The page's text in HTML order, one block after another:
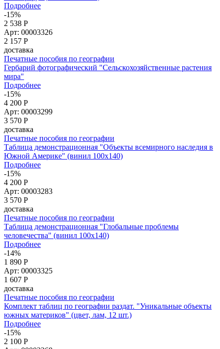
Подробнее
-15%
2 538 Р
Арт: 00003326
2 157 Р
доставка
Печатные пособия по географии
Гербарий фотографический "Сельскохозяйственные растения
мира"
Подробнее
-15%
4 200 Р
Арт: 00003299
3 570 Р
доставка
Печатные пособия по географии
Таблица демонстрационная "Объекты всемирного наследия в
Южной Америке" (винил 100х140)
Подробнее
-15%
4 200 Р
Арт: 00003283
3 570 Р
доставка
Печатные пособия по географии
Таблица демонстрационная "Глобальные проблемы
человечества" (винил 100x140)
Подробнее
-14%
1 890 Р
Арт: 00003325
1 607 Р
доставка
Печатные пособия по географии
Комплект таблиц по географии раздат. "Уникальные объекты
южных материков" (цвет, лам, 12 шт.)
Подробнее
-15%
2 100 Р